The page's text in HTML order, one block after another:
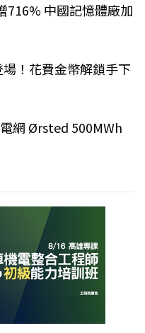
716% 中國記憶體廠加
場！花費金幣解鎖手下
網 Ørsted 500MWh